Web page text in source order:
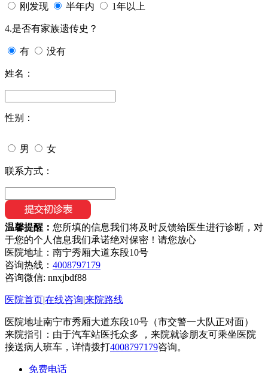
刚发现 半年内 1年以上
4.是否有家族遗传史？
有 没有
姓名：
性别：
男 女
联系方式：
温馨提醒： 您所填的信息我们将及时反馈给医生进行诊断，对
于您的个人信息我们承诺绝对保密！请您放心
医院地址：南宁秀厢大道东段10号
咨询热线： 4008797179
咨询微信: nnxjbdf88
医院首页|在线咨询|来院路线
医院地址南宁市秀厢大道东段10号（市交警一大队正对面）
来院指引：由于汽车站医托众多 ，来院就诊朋友可乘坐医院
接送病人班车，详情拨打4008797179咨询。
免费电话